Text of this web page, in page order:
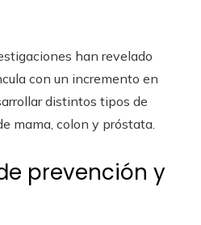
han revelado
con un incremento en
distintos tipos de
mama, colon y próstata.
prevención y